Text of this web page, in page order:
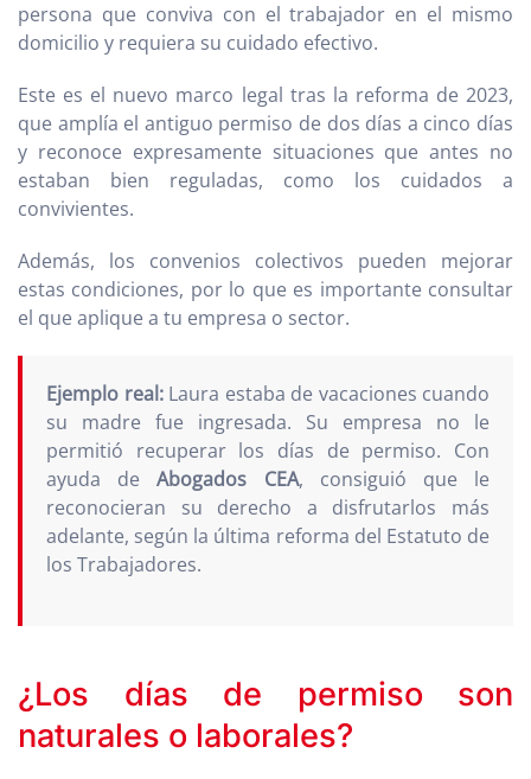
persona que conviva con el trabajador en el mismo
domicilio y requiera su cuidado efectivo.
Este es el nuevo marco legal tras la reforma de 2023,
que amplía el antiguo permiso de dos días a cinco días
y reconoce expresamente situaciones que antes no
estaban bien reguladas, como los cuidados a
convivientes.
Además, los convenios colectivos pueden mejorar
estas condiciones, por lo que es importante consultar
el que aplique a tu empresa o sector.
Ejemplo real:Laura estaba de vacaciones cuando
su madre fue ingresada. Su empresa no le
permitió recuperar los días de permiso. Con
ayuda deAbogados CEA, consiguió que le
reconocieran su derecho a disfrutarlos más
adelante, según la última reforma del Estatuto de
los Trabajadores.
¿Los días de permiso son
naturales o laborales?